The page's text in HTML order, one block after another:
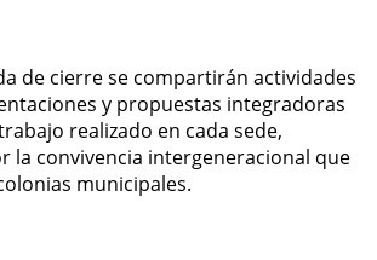
de cierre se compartirán actividades
y propuestas integradoras
realizado en cada sede,
la convivencia intergeneracional que
municipales.